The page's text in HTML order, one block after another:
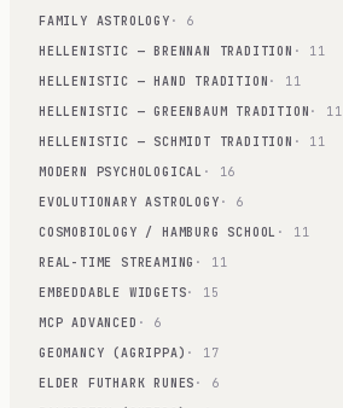
FAMILY ASTROLOGY · 6
HELLENISTIC — BRENNAN TRADITION · 11
HELLENISTIC — HAND TRADITION · 11
HELLENISTIC — GREENBAUM TRADITION · 11
HELLENISTIC — SCHMIDT TRADITION · 11
MODERN PSYCHOLOGICAL · 16
EVOLUTIONARY ASTROLOGY · 6
COSMOBIOLOGY / HAMBURG SCHOOL · 11
REAL-TIME STREAMING · 11
EMBEDDABLE WIDGETS· 15
MCP ADVANCED · 6
GEOMANCY (AGRIPPA) · 17
ELDER FUTHARK RUNES · 6